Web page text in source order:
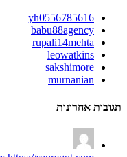
yh0556785616
babu88agency
rupali14mehta
leowatkins
sakshimore
murnanian
תגובות אחרונות